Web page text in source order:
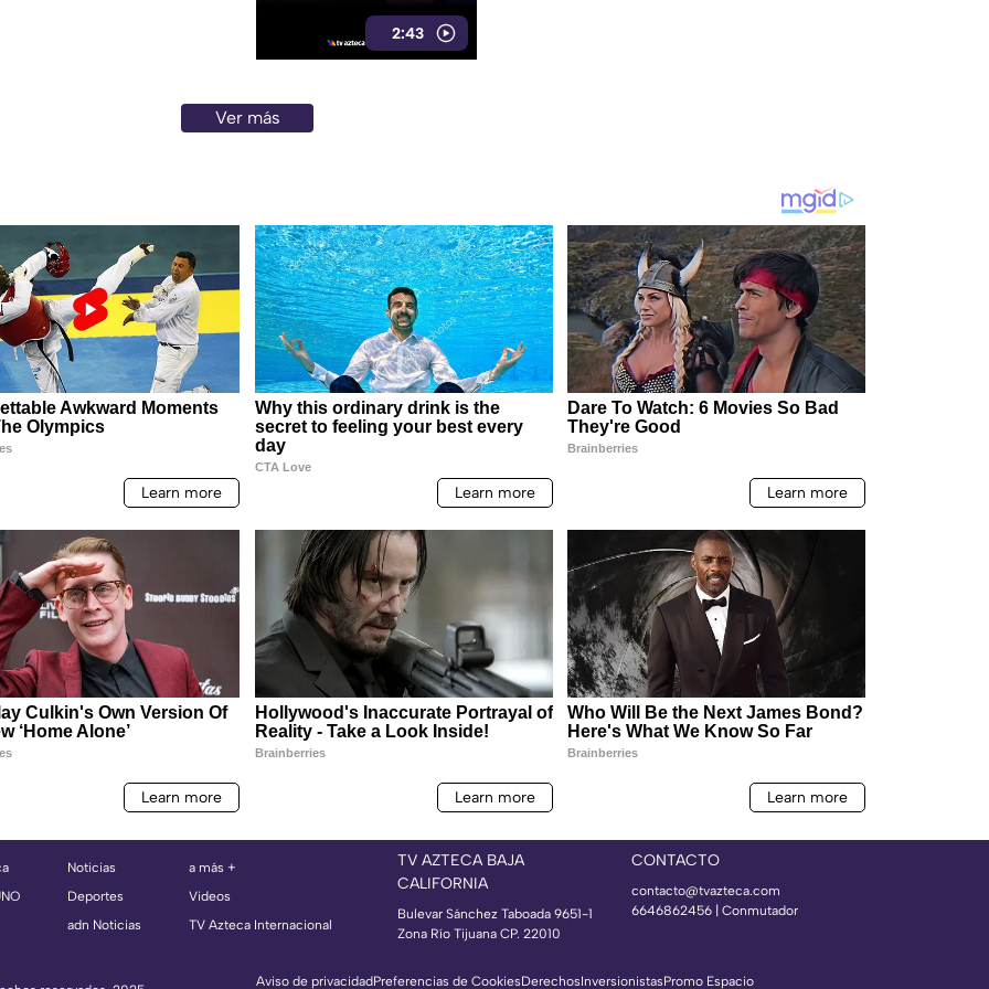
2:43
Ver más
Noticias
Deportes
adn Noticias
a más +
Videos
TV Azteca Internacional
TV AZTECA BAJA
CALIFORNIA
Bulevar Sánchez Taboada 9651-1
Zona Río Tijuana CP. 22010
CONTACTO
contacto@tvazteca.com
6646862456 | Conmutador
Aviso de privacidadPreferencias de CookiesDerechosInversionistasPromo Espacio